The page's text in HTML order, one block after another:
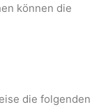
können die
die folgenden